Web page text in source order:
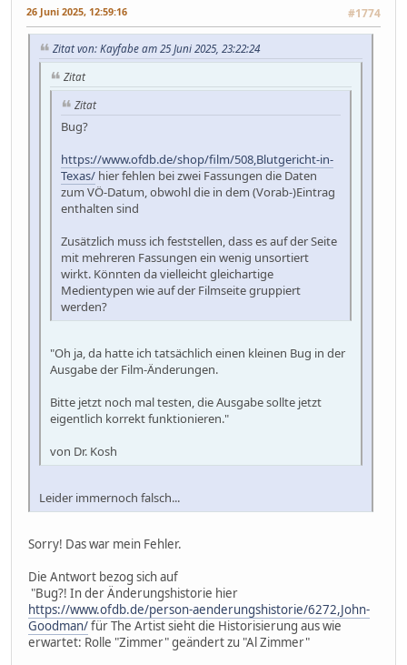
26 Juni 2025, 12:59:16 #1774
Zitat von: Kayfabe am 25 Juni 2025, 23:22:24
Zitat
Zitat
Bug?
https://www.ofdb.de/shop/film/508,Blutgericht-in-
Texas/ hier fehlen bei zwei Fassungen die Daten
zum VÖ-Datum, obwohl die in dem (Vorab-)Eintrag
enthalten sind
Zusätzlich muss ich feststellen, dass es auf der Seite
mit mehreren Fassungen ein wenig unsortiert
wirkt. Könnten da vielleicht gleichartige
Medientypen wie auf der Filmseite gruppiert
werden?
"Oh ja, da hatte ich tatsächlich einen kleinen Bug in der
Ausgabe der Film-Änderungen.
Bitte jetzt noch mal testen, die Ausgabe sollte jetzt
eigentlich korrekt funktionieren."
von Dr. Kosh
Leider immernoch falsch...
Sorry! Das war mein Fehler.
Die Antwort bezog sich auf
"Bug?! In der Änderungshistorie hier
https://www.ofdb.de/person-aenderungshistorie/6272,John-
Goodman/für The Artist sieht die Historisierung aus wie
erwartet: Rolle "Zimmer" geändert zu "Al Zimmer"